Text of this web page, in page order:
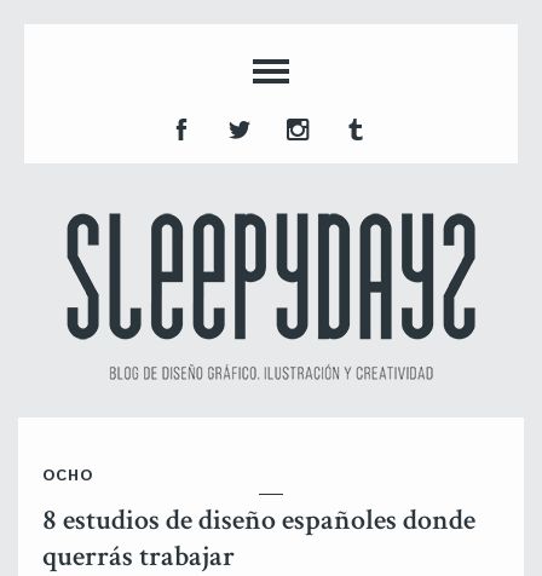
OCHO
8 estudios de diseño españoles donde
querrás trabajar